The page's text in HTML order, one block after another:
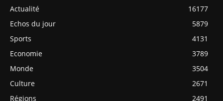
Actualité
16177
Echos du jour
5879
Sports
4131
Economie
3789
Monde
3504
Culture
2671
Régions
2491